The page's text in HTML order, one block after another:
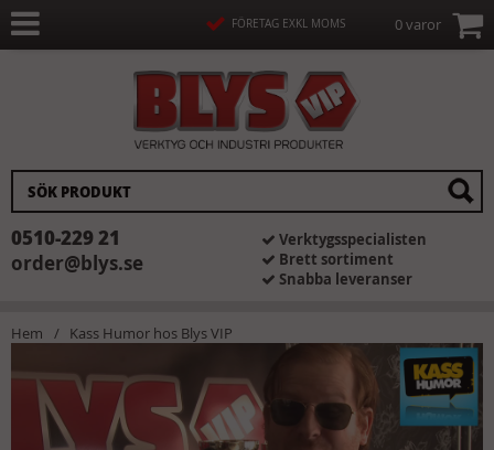
0 varor
FÖRETAG EXKL MOMS
0510-229 21
order@blys.se
Verktygsspecialisten
Brett sortiment
Snabba leveranser
Hem Kass Humor hos Blys VIP